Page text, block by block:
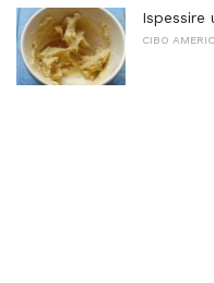
Ispessire
CIBO